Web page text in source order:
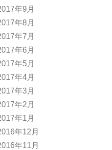
年9月
年8月
年7月
年6月
年5月
年4月
年3月
年2月
年1月
年12月
年11月